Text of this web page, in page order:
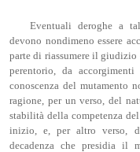
Eventuali deroghe a
devono nondimeno essere
parte di riassumere il
perentorio, da
conoscenza del mutamento
ragione, per un verso, del
stabilità della competenza
inizio, e, per altro verso,
decadenza che presidia il